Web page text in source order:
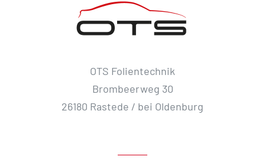
OTS Folientechnik
Brombeerweg 30
26180 Rastede / bei Oldenburg